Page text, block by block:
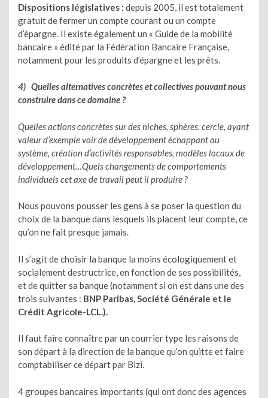
Dispositions législatives : depuis 2005, il est totalement
gratuit de fermer un compte courant ou un compte
d’épargne. Il existe également un « Guide de la mobilité
bancaire » édité par la Fédération Bancaire Française,
notamment pour les produits d’épargne et les prêts.
4) Quelles alternatives concrètes et collectives pouvant nous
construire dans ce domaine ?
Quelles actions concrètes sur des niches, sphères, cercle, ayant
valeur d’exemple voir de développement échappant au
système, création d’activités responsables, modèles locaux de
développement…Quels changements de comportements
individuels cet axe de travail peut il produire ?
Nous pouvons pousser les gens à se poser la question du
choix de la banque dans lesquels ils placent leur compte, ce
qu’on ne fait presque jamais.
Il s’agit de choisir la banque la moins écologiquement et
socialement destructrice, en fonction de ses possibilités,
et de quitter sa banque (notamment si on est dans une des
trois suivantes : BNP Paribas, Société Générale et le
Crédit Agricole-LCL.).
Il faut faire connaître par un courrier type les raisons de
son départ à la direction de la banque qu’on quitte et faire
comptabiliser ce départ par Bizi.
4 groupes bancaires importants (qui ont donc des agences